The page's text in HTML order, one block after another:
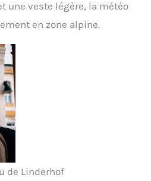
une veste légère, la météo
en zone alpine.
de Linderhof